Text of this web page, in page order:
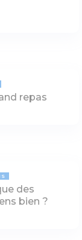
repas
des
bien ?